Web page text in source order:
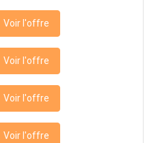
Voir l'offre
Voir l'offre
Voir l'offre
Voir l'offre